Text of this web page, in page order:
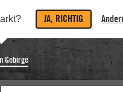
JA, RICHTIG
Gebirge